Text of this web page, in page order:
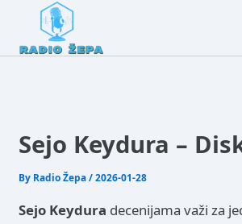
Sejo Keydura –
By Radio Žepa/2026-01-28
Sejo Keydura decenijama važi za